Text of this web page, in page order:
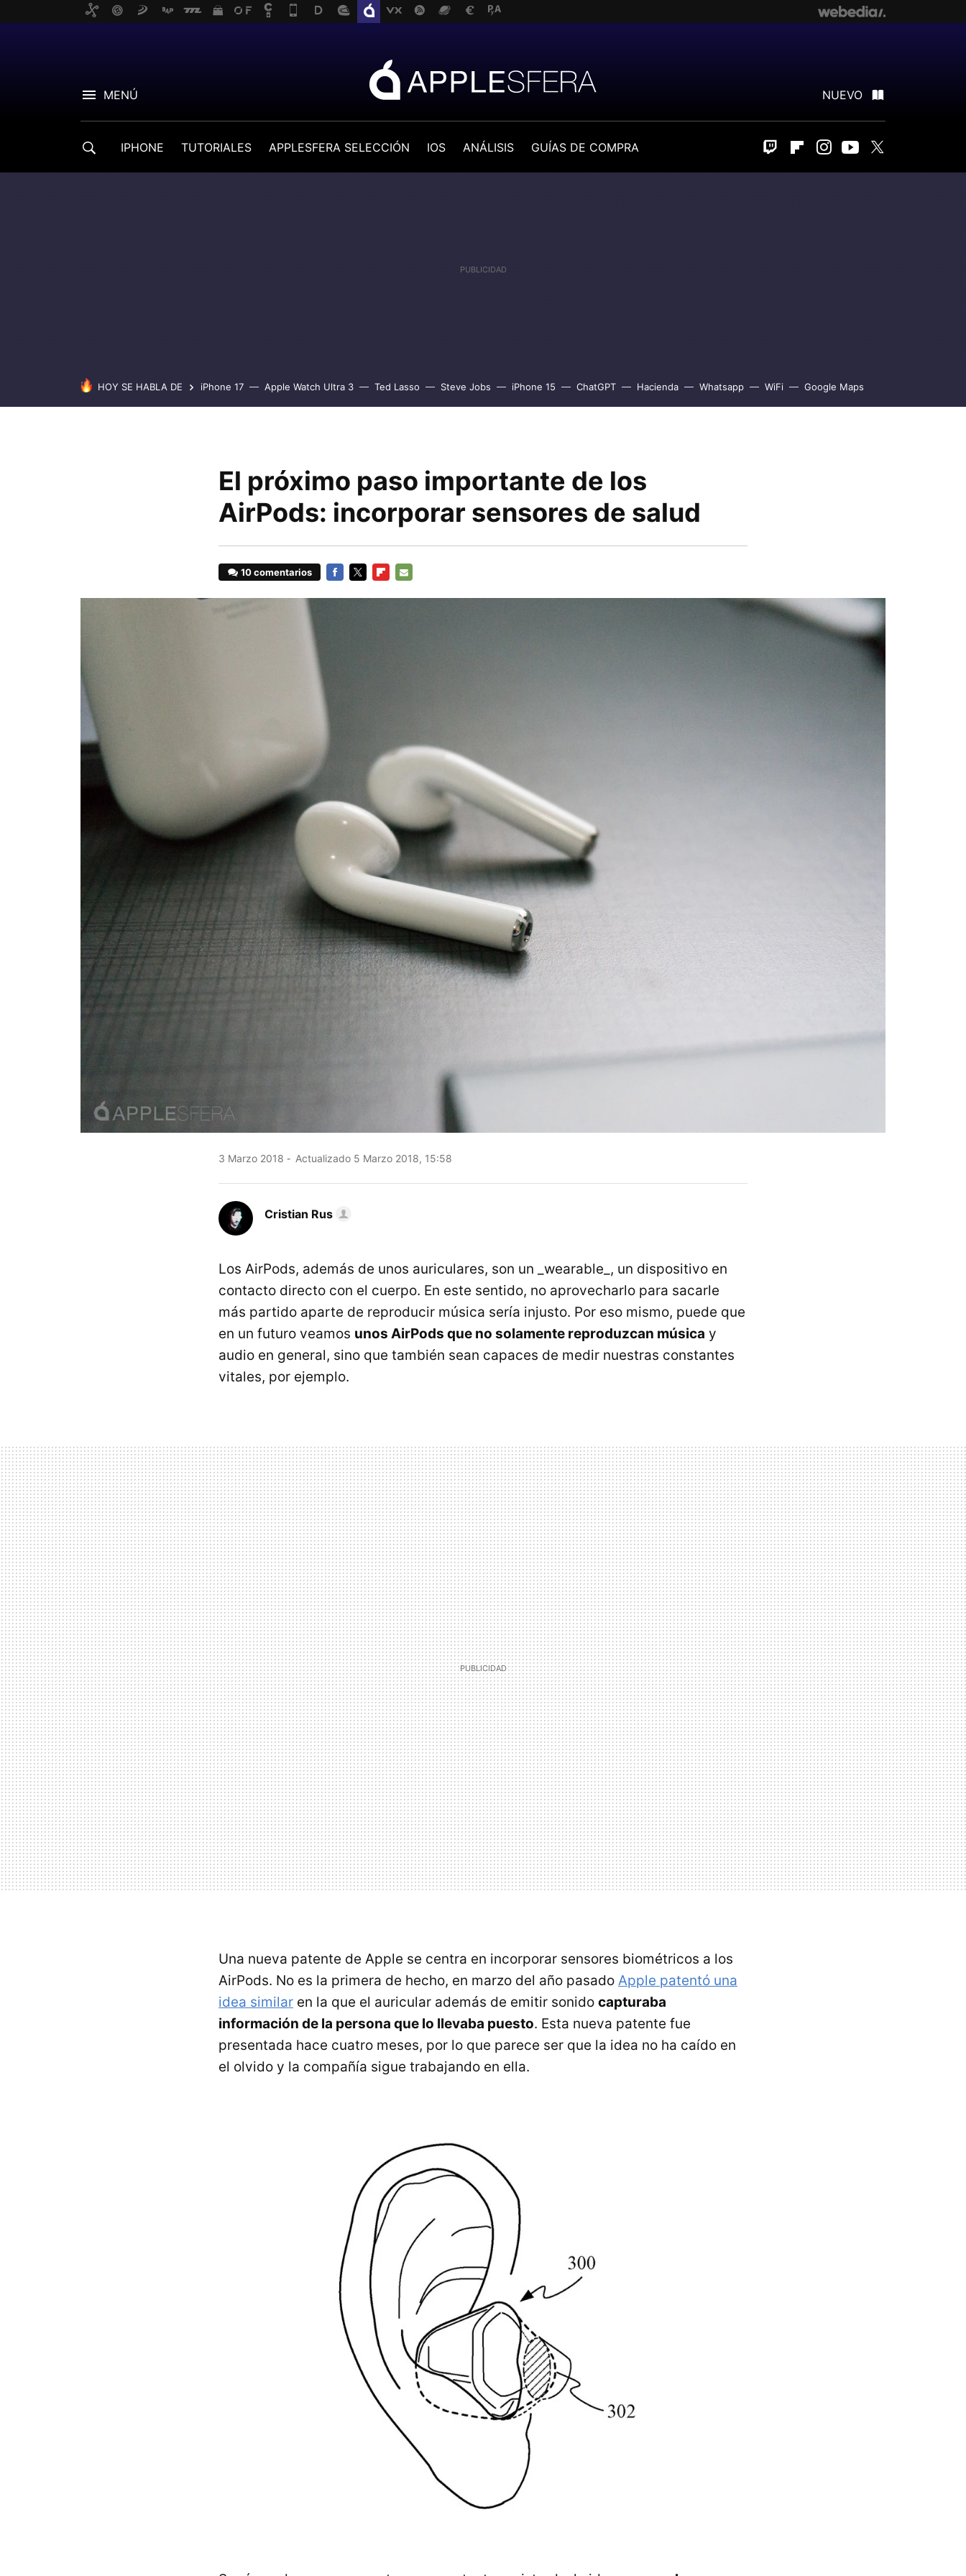
MENÚ NUEVO
IPHONE TUTORIALES APPLESFERA SELECCIÓN IOS ANÁLISIS GUÍAS DE COMPRA Twitch FlipboardInstagram
Youtube
HOY SE HABLA DE iPhone 17 Apple Watch Ultra 3 Ted Lasso Steve Jobs iPhone 15 ChatGPT Hacienda Whatsapp WiFi Google Maps
El próximo paso importante de los
AirPods: incorporar sensores de salud
10 comentarios
3 Marzo 2018 Actualizado 5 Marzo 2018, 15:58
Cristian Rus
Los AirPods, además de unos auriculares, son un _wearable_, un dispositivo en
contacto directo con el cuerpo. En este sentido, no aprovecharlo para sacarle
más partido aparte de reproducir música sería injusto. Por eso mismo, puede que
en un futuro veamos unos AirPods que no solamente reproduzcan música y
audio en general, sino que también sean capaces de medir nuestras constantes
vitales, por ejemplo.
Una nueva patente de Apple se centra en incorporar sensores biométricos a los
AirPods. No es la primera de hecho, en marzo del año pasado Apple patentó una
idea similar en la que el auricular además de emitir sonido capturaba
información de la persona que lo llevaba puesto. Esta nueva patente fue
presentada hace cuatro meses, por lo que parece ser que la idea no ha caído en
el olvido y la compañía sigue trabajando en ella.